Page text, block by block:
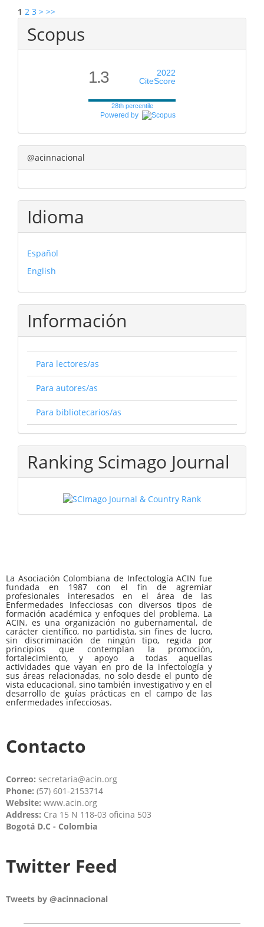
1 2 3 > >>
Scopus
1.3
2022
CiteScore
28th percentile
Powered by
@acinnacional
Idioma
Español
English
Información
Para lectores/as
Para autores/as
Para bibliotecarios/as
Ranking Scimago Journal
La Asociación Colombiana de Infectología ACIN fue
fundada en 1987 con el fin de agremiar
profesionales interesados en el área de las
Enfermedades Infecciosas con diversos tipos de
formación académica y enfoques del problema. La
ACIN, es una organización no gubernamental, de
carácter científico, no partidista, sin fines de lucro,
sin discriminación de ningún tipo, regida por
principios que contemplan la promoción,
fortalecimiento, y apoyo a todas aquellas
actividades que vayan en pro de la infectología y
sus áreas relacionadas, no solo desde el punto de
vista educacional, sino también investigativo y en el
desarrollo de guías prácticas en el campo de las
enfermedades infecciosas.
Contacto
Correo: secretaria@acin.org
Phone: (57) 601-2153714
Website: www.acin.org
Address: Cra 15 N 118-03 oficina 503
Bogotá D.C - Colombia
Twitter Feed
Tweets by @acinnacional